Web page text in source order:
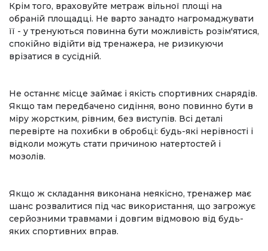
Крім того, враховуйте метраж вільної площі на
обраній площадці. Не варто занадто нагромаджувати
її - у тренуються повинна бути можливість розім'ятися,
спокійно відійти від тренажера, не ризикуючи
врізатися в сусідній.
Не останнє місце займає і якість спортивних снарядів.
Якщо там передбачено сидіння, воно повинно бути в
міру жорстким, рівним, без виступів. Всі деталі
перевірте на похибки в обробці: будь-які нерівності і
відколи можуть стати причиною натертостей і
мозолів.
Якщо ж складання виконана неякісно, ​​тренажер має
шанс розвалитися під час використання, що загрожує
серйозними травмами і довгим відмовою від будь-
яких спортивних вправ.